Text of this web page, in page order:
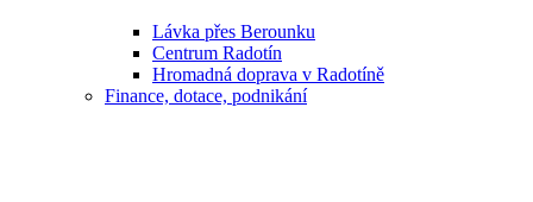
Lávka přes Berounku
Centrum Radotín
Hromadná doprava v Radotíně
Finance, dotace, podnikání